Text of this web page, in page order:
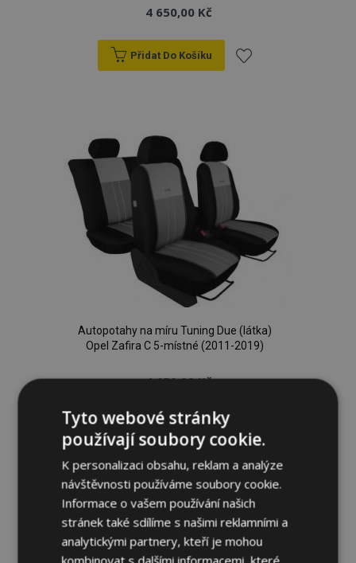
4 650,00 Kč
Přidat Do Košíku
Autopotahy na míru Tuning Due (látka)
Opel Zafira C 5-místné (2011-2019)
4 650,00 Kč
Přidat Do Košíku
k
oblíbeným
Tyto webové stránky
používají soubory cookie.
K personalizaci obsahu, reklam a analýze
návštěvnosti používáme soubory cookie.
Informace o vašem používání našich
stránek také sdílíme s našimi reklamními a
analytickými partnery, kteří je mohou